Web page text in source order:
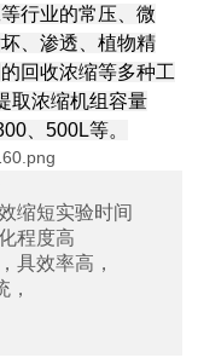
行业的常压、微
、渗透、植物精
回收浓缩等多种工
取浓缩机组容量
、500L等。
缩短实验时间
程度高
具效率高，